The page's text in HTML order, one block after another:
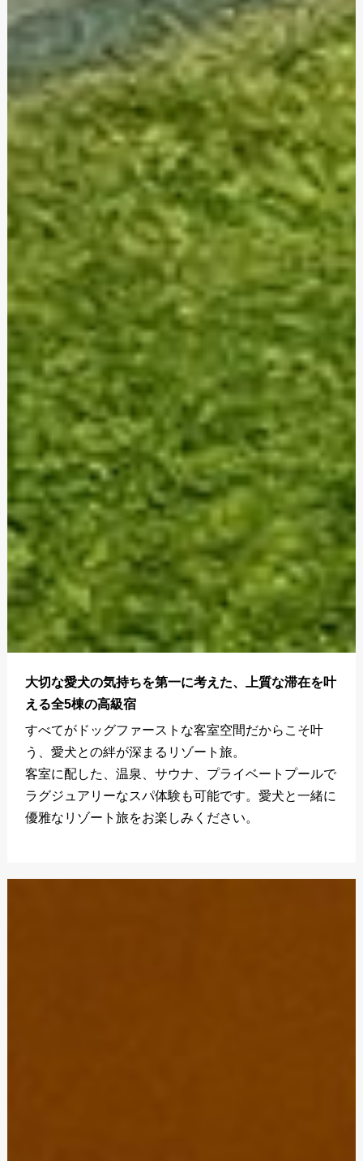
大切な愛犬の気持ちを第一に考えた、上質な滞在を叶
える全5棟の高級宿
すべてがドッグファーストな客室空間だからこそ叶
う、愛犬との絆が深まるリゾート旅。
客室に配した、温泉、サウナ、プライベートプールで
ラグジュアリーなスパ体験も可能です。愛犬と一緒に
優雅なリゾート旅をお楽しみください。